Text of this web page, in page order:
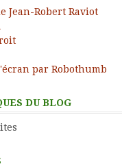
Jean-Robert Raviot
par Robothumb
DU BLOG